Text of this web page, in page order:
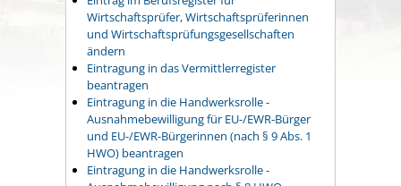
Wirtschaftsprüfer, Wirtschaftsprüferinnen
und Wirtschaftsprüfungsgesellschaften
ändern
Eintragung in das Vermittlerregister
beantragen
Eintragung in die Handwerksrolle -
Ausnahmebewilligung für EU-/EWR-Bürger
und EU-/EWR-Bürgerinnen (nach § 9 Abs. 1
HWO) beantragen
Eintragung in die Handwerksrolle -